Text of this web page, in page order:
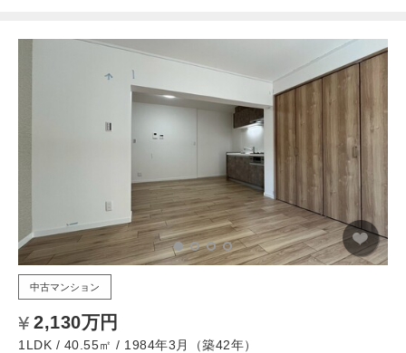
中古マンション
2,130万円
1LDK / 40.55㎡ / 1984年3月（築42年）